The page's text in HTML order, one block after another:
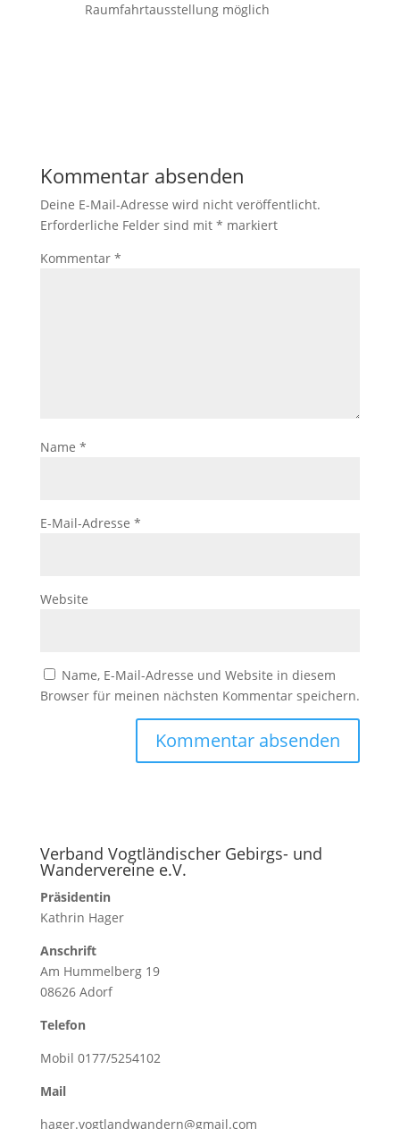
Raumfahrtausstellung möglich
Kommentar absenden
Deine E-Mail-Adresse wird nicht veröffentlicht.
Erforderliche Felder sind mit * markiert
Kommentar *
Name *
E-Mail-Adresse *
Website
Name, E-Mail-Adresse und Website in diesem
Browser für meinen nächsten Kommentar speichern.
Verband Vogtländischer Gebirgs- und
Wandervereine e.V.
Präsidentin
Kathrin Hager
Anschrift
Am Hummelberg 19
08626 Adorf
Telefon
Mobil 0177/5254102
Mail
hager.vogtlandwandern@gmail.com